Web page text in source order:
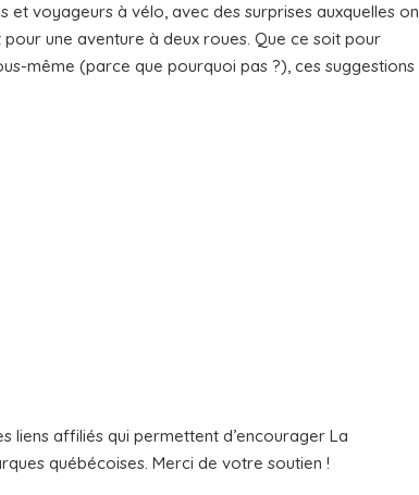
et voyageurs à vélo, avec des surprises auxquelles on
une aventure à deux roues. Que ce soit pour
même (parce que pourquoi pas ?), ces suggestions
liens affiliés qui permettent d’encourager La
québécoises. Merci de votre soutien !